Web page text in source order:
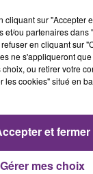
4h05
4h05
cliquant sur "Accepter
et/ou partenaires dans
en cliquant sur
ne s'appliqueront
ou retirer votre
les cookies" situé en
Gérer mes choix
et fermer